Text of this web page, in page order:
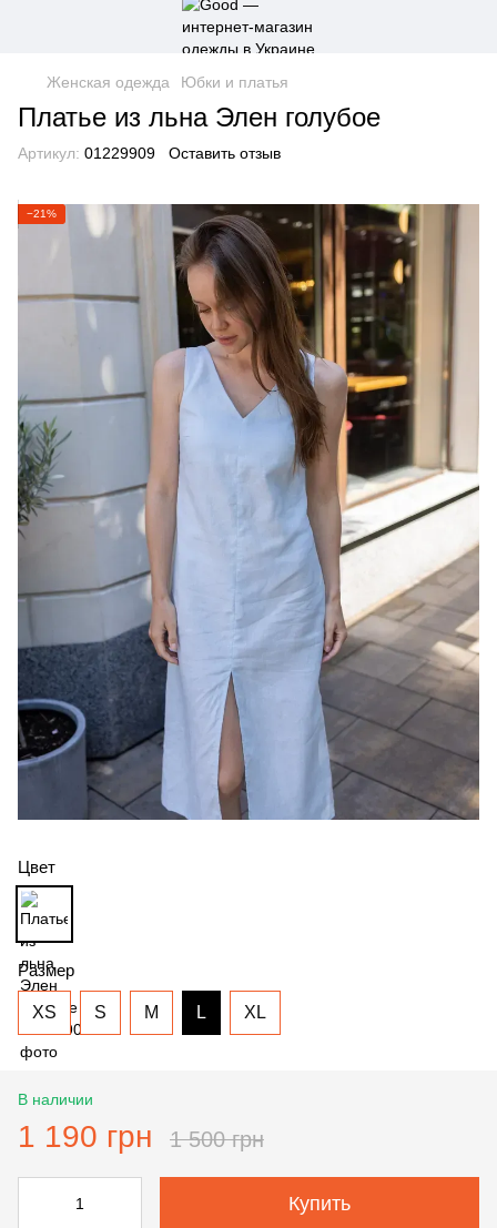
Женская одежда Юбки и платья
Платье из льна Элен голубое
Артикул: 01229909 Оставить отзыв
−21%
Цвет
Размер
XS S M L XL
В наличии
1 190 грн 1 500 грн
Купить